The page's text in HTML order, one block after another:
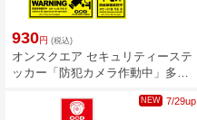
930円 (税込)
オンスクエア セキュリティーステ
ッカー「防犯カメラ作動中」多言
NEW 7/29up